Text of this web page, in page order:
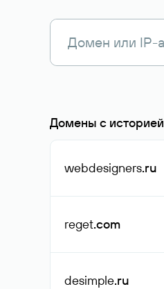
Домены с историей
webdesigners.ru
reget.com
desimple.ru